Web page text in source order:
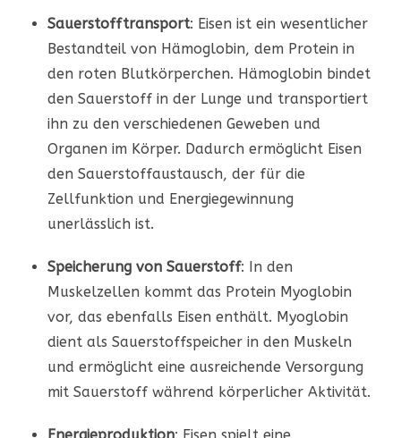
Sauerstofftransport: Eisen ist ein wesentlicher
Bestandteil von Hämoglobin, dem Protein in
den roten Blutkörperchen. Hämoglobin bindet
den Sauerstoff in der Lunge und transportiert
ihn zu den verschiedenen Geweben und
Organen im Körper. Dadurch ermöglicht Eisen
den Sauerstoffaustausch, der für die
Zellfunktion und Energiegewinnung
unerlässlich ist.
Speicherung von Sauerstoff: In den
Muskelzellen kommt das Protein Myoglobin
vor, das ebenfalls Eisen enthält. Myoglobin
dient als Sauerstoffspeicher in den Muskeln
und ermöglicht eine ausreichende Versorgung
mit Sauerstoff während körperlicher Aktivität.